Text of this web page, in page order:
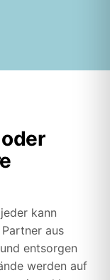
kann
aus
entsorgen
werden auf